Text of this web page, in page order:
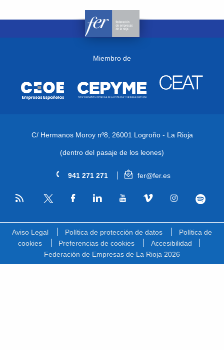
Miembro de
C/ Hermanos Moroy nº8, 26001 Logroño - La Rioja
(dentro del pasaje de los leones)
941 271 271 fer@fer.es
RSS
Aviso Legal Política de protección de datos
Política de
cookies
Preferencias de cookies
Accesibilidad
Federación de Empresas de La Rioja 2026